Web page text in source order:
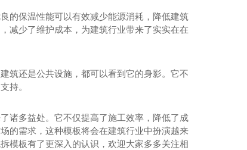
的保温性能可以有效减少能源消耗，降低建筑
减少了维护成本，为建筑行业带来了实实在在
筑还是公共设施，都可以看到它的身影。它不
持。
诸多益处。它不仅提高了施工效率，降低了成
的需求，这种模板将会在建筑行业中扮演越来
模板有了更深入的认识，欢迎大家多多关注相